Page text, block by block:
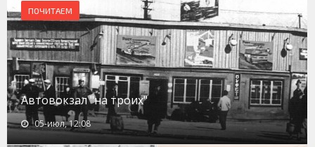
ПОЧИТАЕМ
Автовокзал "на троих"
05-июл, 12:08